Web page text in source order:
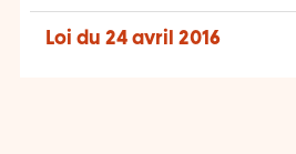
Loi du 24 avril 2016